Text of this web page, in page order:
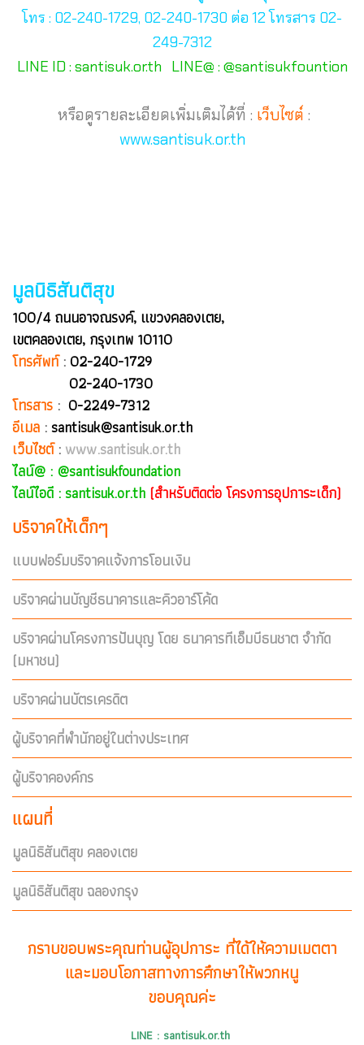
โทร : 02-240-1729, 02-240-1730 ต่อ 12 โทรสาร 02-
249-7312
LINE ID : santisuk.or.th LINE@ : @santisukfountion
หรือดูรายละเอียดเพิ่มเติมได้ที่ : เว็บไซต์ :
www.santisuk.or.th
มูลนิธิสันติสุข
100/4 ถนนอาจณรงค์, แขวงคลองเตย,
เขตคลองเตย, กรุงเทพ 10110
โทรศัพท์:02-240-1729
02-240-1730
โทรสาร : 0-2249-7312
อีเมล : santisuk@santisuk.or.th
เว็บไซต์: www.santisuk.or.th
ไลน์@ : @santisukfoundation
ไลน์ไอดี : santisuk.or.th (สำหรับติดต่อ โครงการอุปการะเด็ก)
บริจาคให้เด็กๆ
แบบฟอร์มบริจาคแจ้งการโอนเงิน
บริจาคผ่านบัญชีธนาคารและคิวอาร์โค้ด
บริจาคผ่านโครงการปันบุญ โดย ธนาคารทีเอ็มบีธนชาต จำกัด
(มหาชน)
บริจาคผ่านบัตรเครดิต
ผู้บริจาคที่พำนักอยู่ในต่างประเทศ
ผู้บริจาคองค์กร
แผนที่
มูลนิธิสันติสุข คลองเตย
มูลนิธิสันติสุข ฉลองกรุง
กราบขอบพระคุณท่านผู้อุปการะ ที่ได้ให้ความเมตตา
และมอบโอกาสทางการศึกษาให้พวกหนู
ขอบคุณค่ะ
LINE : santisuk.or.th